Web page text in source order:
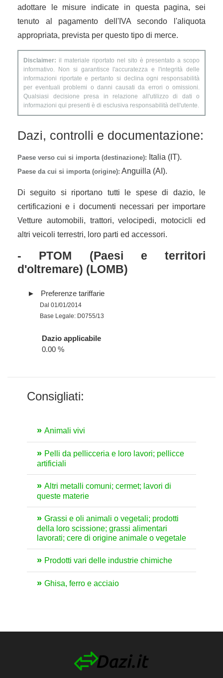
adottare le misure indicate in questa pagina, sei
tenuto al pagamento dell'IVA secondo l'aliquota
appropriata, prevista per questo tipo di merce.
Disclaimer: il materiale riportato nel sito è presentato a scopo
informativo. Non si garantisce l'accuratezza e l'integrità delle
informazioni riportate e pertanto si declina ogni responsabilità
per eventuali problemi o danni causati da errori o omissioni.
Qualsiasi decisione presa in relazione all'utilizzo di dati o
informazioni qui presenti è di esclusiva responsabilità dell'utente.
Dazi, controlli e documentazione:
Paese verso cui si importa (destinazione): Italia (IT).
Paese da cui si importa (origine): Anguilla (AI).
Di seguito si riportano tutti le spese di dazio, le
certificazioni e i documenti necessari per importare
Vetture automobili, trattori, velocipedi, motocicli ed
altri veicoli terrestri, loro parti ed accessori.
- PTOM (Paesi e territori
d'oltremare) (LOMB)
Preferenze tariffarie
Dal 01/01/2014
Base Legale: D0755/13
Dazio applicabile
0.00 %
Consigliati:
Animali vivi
Pelli da pellicceria e loro lavori; pellicce
artificiali
Altri metalli comuni; cermet; lavori di
queste materie
Grassi e oli animali o vegetali; prodotti
della loro scissione; grassi alimentari
lavorati; cere di origine animale o vegetale
Prodotti vari delle industrie chimiche
Ghisa, ferro e acciaio